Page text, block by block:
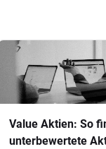
Value Aktien: So
unterbewertete